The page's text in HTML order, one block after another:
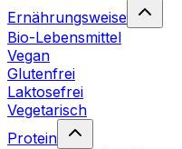
Ernährungsweise
Bio-Lebensmittel
Vegan
Glutenfrei
Laktosefrei
Vegetarisch
Protein